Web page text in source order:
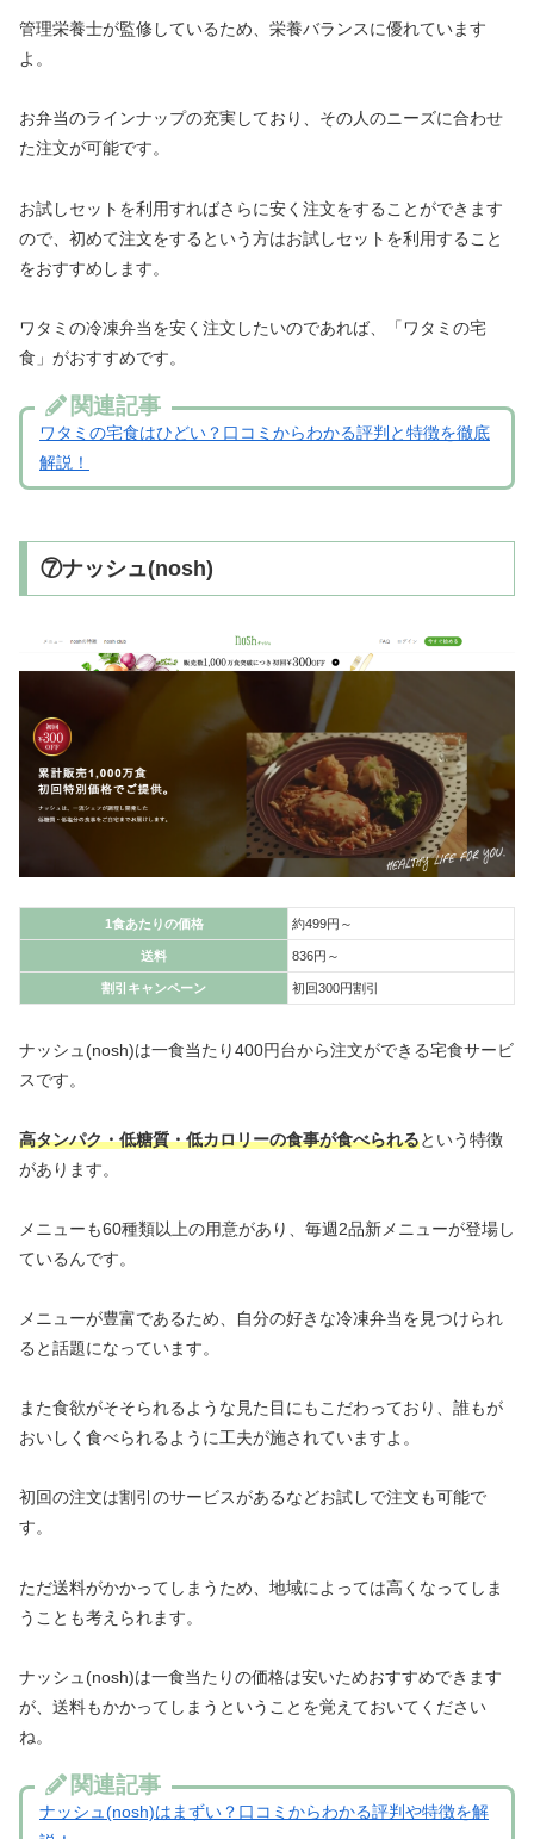
管理栄養士が監修しているため、栄養バランスに優れています
よ。
お弁当のラインナップの充実しており、その人のニーズに合わせ
た注文が可能です。
お試しセットを利用すればさらに安く注文をすることができます
ので、初めて注文をするという方はお試しセットを利用すること
をおすすめします。
ワタミの冷凍弁当を安く注文したいのであれば、「ワタミの宅
食」がおすすめです。
関連記事
ワタミの宅食はひどい？口コミからわかる評判と特徴を徹底
解説！
⑦ナッシュ(nosh)
1食あたりの価格 約499円～
送料 836円～
割引キャンペーン 初回300円割引
ナッシュ(nosh)は一食当たり400円台から注文ができる宅食サービ
スです。
高タンパク・低糖質・低カロリーの食事が食べられるという特徴
があります。
メニューも60種類以上の用意があり、毎週2品新メニューが登場し
ているんです。
メニューが豊富であるため、自分の好きな冷凍弁当を見つけられ
ると話題になっています。
また食欲がそそられるような見た目にもこだわっており、誰もが
おいしく食べられるように工夫が施されていますよ。
初回の注文は割引のサービスがあるなどお試しで注文も可能で
す。
ただ送料がかかってしまうため、地域によっては高くなってしま
うことも考えられます。
ナッシュ(nosh)は一食当たりの価格は安いためおすすめできます
が、送料もかかってしまうということを覚えておいてください
ね。
関連記事
ナッシュ(nosh)はまずい？口コミからわかる評判や特徴を解